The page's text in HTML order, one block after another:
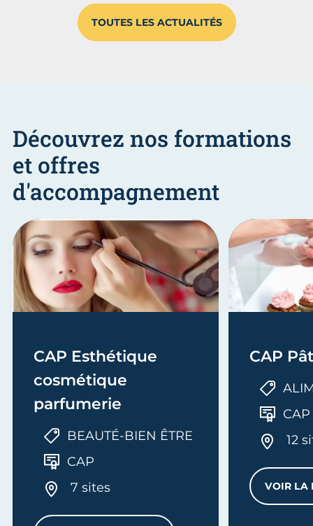
TOUTES LES ACTUALITÉS
Découvrez nos formations
et offres
d'accompagnement
CAP Esthétique
cosmétique
parfumerie
BEAUTÉ-BIEN ÊTRE
CAP
7 sites
CAP
CAP
12
VOIR LA